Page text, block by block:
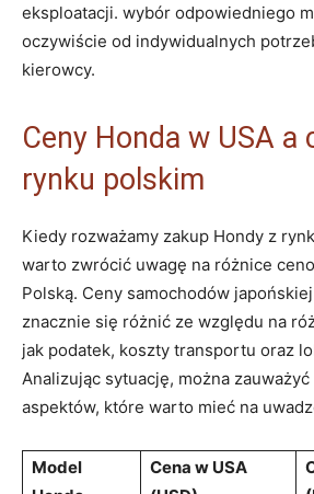
eksploatacji. wybór odpowiedniego
oczywiście od indywidualnych
kierowcy.
Ceny Honda w USA a
rynku polskim
Kiedy rozważamy zakup Hondy z
warto zwrócić uwagę na różnice
Polską. Ceny samochodów
znacznie się różnić ze względu na
jak podatek, koszty transportu oraz
Analizując sytuację, można
aspektów, które warto mieć na
Model
Cena w USA